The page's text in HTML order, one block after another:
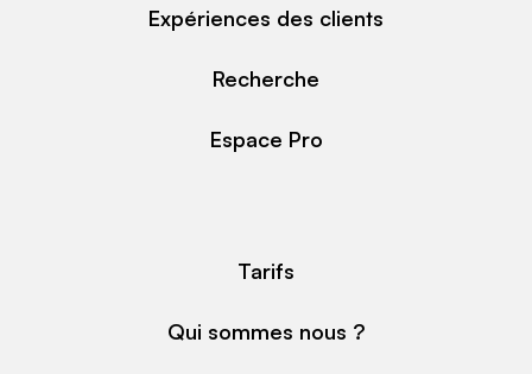
Expériences des clients
Recherche
Espace Pro
Tarifs
Qui sommes nous ?